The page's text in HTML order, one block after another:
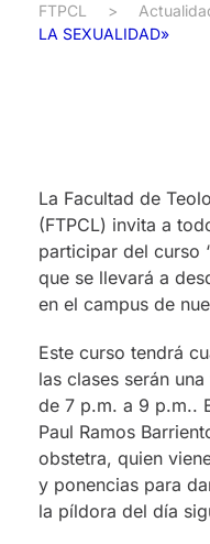
FTPCL >
LA SEXUALIDAD»
La Facultad de
(FTPCL) invita a
participar del curso
que se llevará a
en el campus de
Este curso tendrá
las clases serán
de 7 p.m. a 9 p.m..
Paul Ramos
obstetra, quien
y ponencias para
la píldora del día